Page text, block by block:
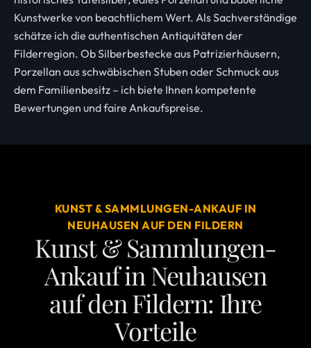
Kunstwerke von beachtlichem Wert. Als Sachverständige
schätze ich die authentischen Antiquitäten der
Filderregion. Ob Silberbestecke aus Patrizierhäusern,
Porzellan aus schwäbischen Stuben oder Schmuck aus
dem Familienbesitz – ich biete Ihnen kompetente
Bewertungen und faire Ankaufspreise.
KUNST & SAMMLUNGEN-ANKAUF IN
NEUHAUSEN AUF DEN FILDERN
Kunst & Sammlungen-
Ankauf in Neuhausen
auf den Fildern: Ihre
Vorteile